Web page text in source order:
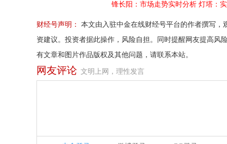
锋长阳：市场走势实时分析 灯塔：
财经号声明：
本文由入驻中金在线财经号平台的作者撰写
资建议。投资者据此操作，风险自担。同时提醒网友提高风
有文章和图片作品版权及其他问题，请联系本站。
网友评论 文明上网，理性发言